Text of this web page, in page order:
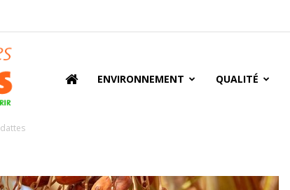
ENVIRONNEMENT QUALITÉ
dattes